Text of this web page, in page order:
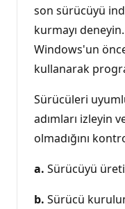
son sürücüyü
kurmayı
Windows'un
kullanarak
Sürücüleri
adımları izleyin
olmadığını
a. Sürücüyü
b. Sürücü